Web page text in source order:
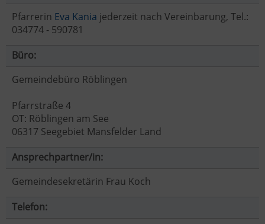
Pfarrerin Eva Kania jederzeit nach Vereinbarung, Tel.:
034774 - 590781
Büro:
Gemeindebüro Röblingen
Pfarrstraße 4
OT: Röblingen am See
06317 Seegebiet Mansfelder Land
Ansprechpartner/in:
Gemeindesekretärin Frau Koch
Telefon: